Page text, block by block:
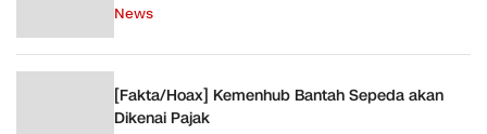
News
[Fakta/Hoax] Kemenhub Bantah Sepeda akan
Dikenai Pajak